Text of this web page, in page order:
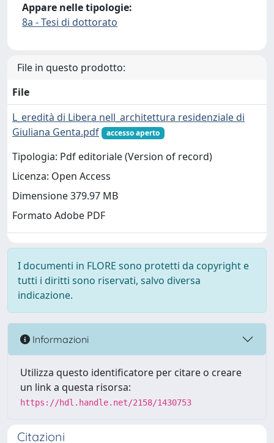
Appare nelle tipologie:
8a - Tesi di dottorato
File in questo prodotto:
File
L_eredità di Libera nell_architettura residenziale di
Giuliana Genta.pdf
accesso aperto
Tipologia: Pdf editoriale (Version of record)
Licenza: Open Access
Dimensione 379.97 MB
Formato Adobe PDF
I documenti in FLORE sono protetti da copyright e
tutti i diritti sono riservati, salvo diversa
indicazione.
Informazioni
Utilizza questo identificatore per citare o creare
un link a questa risorsa:
https://hdl.handle.net/2158/1430753
Citazioni